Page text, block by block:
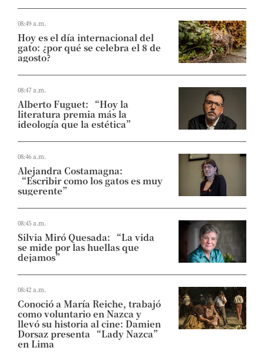
08:49 a.m.
Hoy es el día internacional del
gato: ¿por qué se celebra el 8 de
agosto?
08:47 a.m.
Alberto Fuguet: “Hoy la
literatura premia más la
ideología que la estética”
08:46 a.m.
Alejandra Costamagna:
“Escribir como los gatos es muy
sugerente”
08:45 a.m.
Silvia Miró Quesada: “La vida
se mide por las huellas que
dejamos”
08:42 a.m.
Conoció a María Reiche, trabajó
como voluntario en Nazca y
llevó su historia al cine: Damien
Dorsaz presenta “Lady Nazca”
en Lima